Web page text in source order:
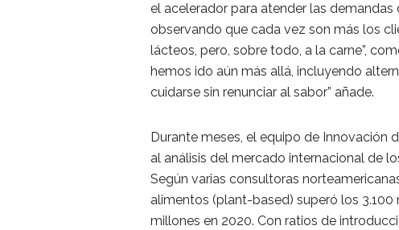
el acelerador para atender las
observando que cada vez son más los
lácteos, pero, sobre todo, a la carne”,
hemos ido aún más allá, incluyendo
cuidarse sin renunciar al sabor” añade.
Durante meses, el equipo de Innovación
al análisis del mercado internacional de
Según varias consultoras
alimentos (plant-based) superó los
millones en 2020. Con ratios de